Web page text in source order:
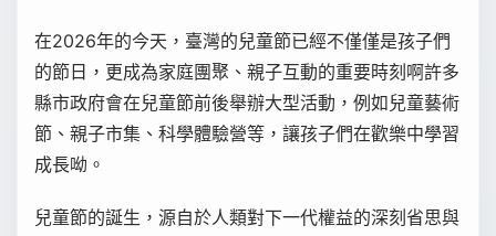
在2026年的今天，臺灣的兒童節已經不僅僅是孩子們
的節日，更成為家庭團聚、親子互動的重要時刻啊許多
縣市政府會在兒童節前後舉辦大型活動，例如兒童藝術
節、親子市集、科學體驗營等，讓孩子們在歡樂中學習
成長呦。
兒童節的誕生，源自於人類對下一代權益的深刻省思與